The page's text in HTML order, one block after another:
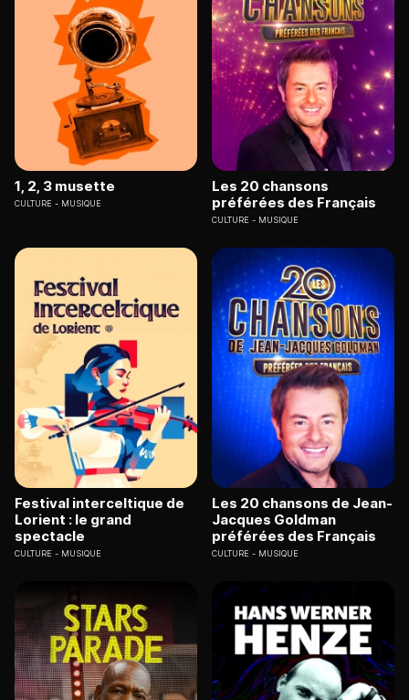
1, 2, 3 musette
CULTURE MUSIQUE
Les 20 chansons
préférées des Français
CULTURE MUSIQUE
Festival interceltique de
Lorient : le grand
spectacle
CULTURE MUSIQUE
Les 20 chansons de Jean-
Jacques Goldman
préférées des Français
CULTURE MUSIQUE